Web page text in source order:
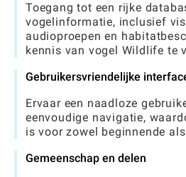
Toegang tot een rijke
vogelinformatie, inclusief
audioproepen en
kennis van vogel Wildlife te
Gebruikersvriendelijke
Ervaar een naadloze
eenvoudige navigatie,
is voor zowel beginnende
Gemeenschap en delen